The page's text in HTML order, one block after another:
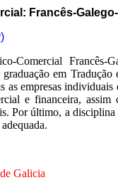
Francês-
Comercial Francês-
em
as empresas
e financeira,
Por último, a
Galicia